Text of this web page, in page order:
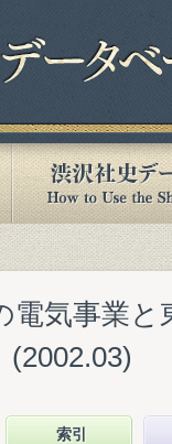
電気事業
索引